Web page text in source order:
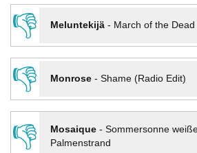
👎
Meluntekijä- March of the Dead
👎
Monrose- Shame (Radio Edit)
👎
Mosaique- Sommersonne
Palmenstrand